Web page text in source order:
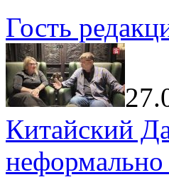
Гость
Китайский
неформально